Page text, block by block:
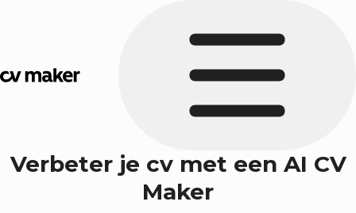
Verbeter je cv met een AI CV
Maker